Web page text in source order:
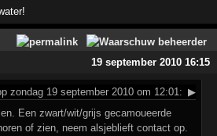
19 september 2010 16:15
zondag 19 september 2010 om 12:01: ▶
Een zwart/wit/grijs gecamoueerde
of zien, neem alsjeblieft contact op.